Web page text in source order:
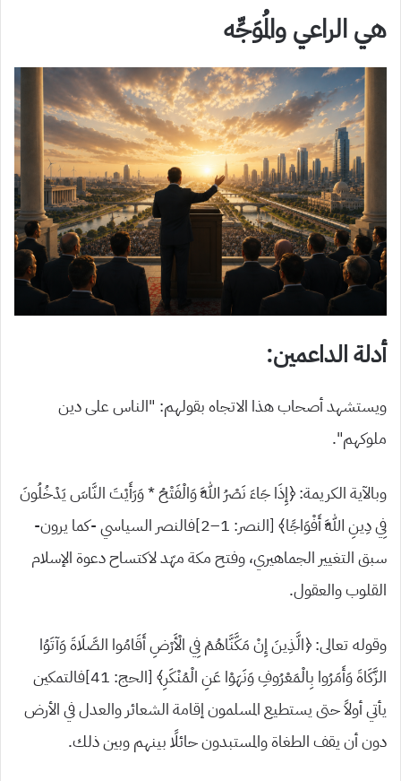
هي الراعي والمُوَجِّه
أدلة الداعمين:
ويستشهد أصحاب هذا الاتجاه بقولهم: “الناس على دين
ملوكهم”.
وبالآية الكريمة: ﴿إِذَا جَاءَ نَصْرُ اللَّهِ وَالْفَتْحُ * وَرَأَيْتَ النَّاسَ يَدْخُلُونَ
فِي دِينِ اللَّهِ أَفْوَاجًا﴾ [النصر: 1–2]فالنصر السياسي -كما يرون-
سبق التغيير الجماهيري، وفتح مكة مهّد لاكتساح دعوة الإسلام
القلوب والعقول.
وقوله تعالى: ﴿الَّذِينَ إِنْ مَكَّنَّاهُمْ فِي الْأَرْضِ أَقَامُوا الصَّلَاةَ وَآتَوُا
الزَّكَاةَ وَأَمَرُوا بِالْمَعْرُوفِ وَنَهَوْا عَنِ الْمُنْكَرِ﴾ [الحج: 41]فالتمكين
يأتي أولاً حتى يستطيع المسلمون إقامة الشعائر والعدل في الأرض
دون أن يقف الطغاة والمستبدون حائلًا بينهم وبين ذلك.